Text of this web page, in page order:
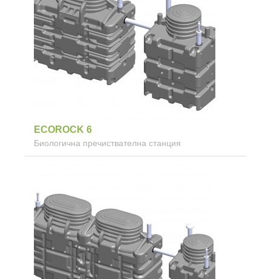
ECOROCK 6
Биологична пречиствателна станция